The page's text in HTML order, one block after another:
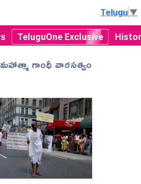
TeluguOne Exclusive
Telugu▼
గాంధీ వారసత్వం